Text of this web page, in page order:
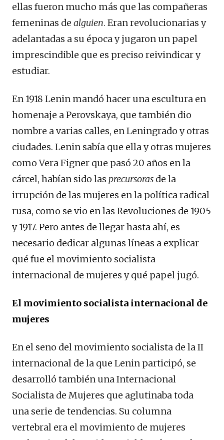
ellas fueron mucho más que las compañeras
femeninas de alguien. Eran revolucionarias y
adelantadas a su época y jugaron un papel
imprescindible que es preciso reivindicar y
estudiar.
En 1918 Lenin mandó hacer una escultura en
homenaje a Perovskaya, que también dio
nombre a varias calles, en Leningrado y otras
ciudades. Lenin sabía que ella y otras mujeres
como Vera Figner que pasó 20 años en la
cárcel, habían sido las precursoras de la
irrupción de las mujeres en la política radical
rusa, como se vio en las Revoluciones de 1905
y 1917. Pero antes de llegar hasta ahí, es
necesario dedicar algunas líneas a explicar
qué fue el movimiento socialista
internacional de mujeres y qué papel jugó.
El movimiento socialista internacional de
mujeres
En el seno del movimiento socialista de la II
internacional de la que Lenin participó, se
desarrolló también una Internacional
Socialista de Mujeres que aglutinaba toda
una serie de tendencias. Su columna
vertebral era el movimiento de mujeres